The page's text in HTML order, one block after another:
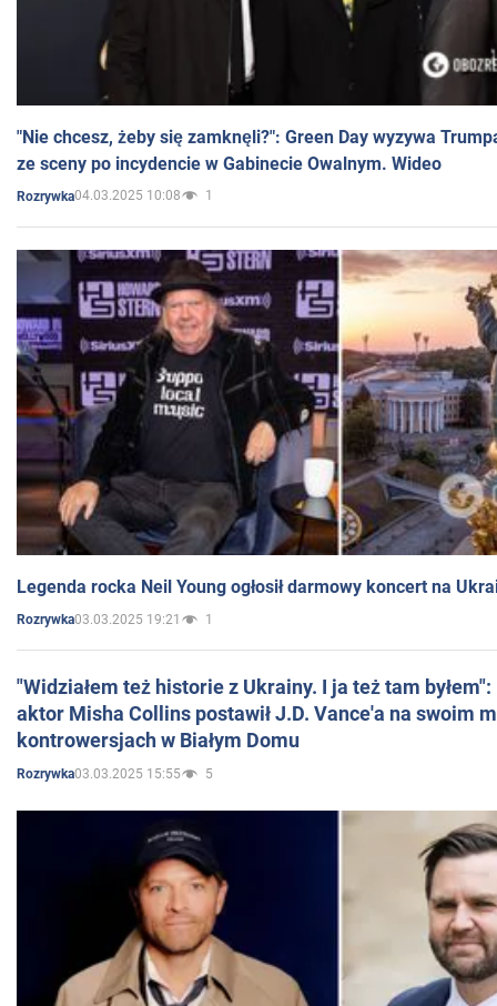
"Nie chcesz, żeby się zamknęli?": Green Day wyzywa
ze sceny po incydencie w Gabinecie Owalnym. Wideo
Rozrywka04.03.2025 10:08 1
Legenda rocka Neil Young ogłosił darmowy koncert na
Rozrywka03.03.2025 19:21 1
"Widziałem też historie z Ukrainy. I ja też tam
aktor Misha Collins postawił J.D. Vance'a na swoim
kontrowersjach w Białym Domu
Rozrywka03.03.2025 15:55 5